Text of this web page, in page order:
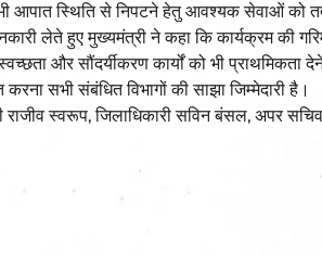
आपात स्थिति से निपटने हेतु आवश्यक सेवाओं को
लेते हुए मुख्यमंत्री ने कहा कि कार्यक्रम की
और सौंदर्यीकरण कार्यों को भी प्राथमिकता
सभी संबंधित विभागों की साझा जिम्मेदारी है।
स्वरूप, जिलाधिकारी सविन बंसल, अपर सचिव